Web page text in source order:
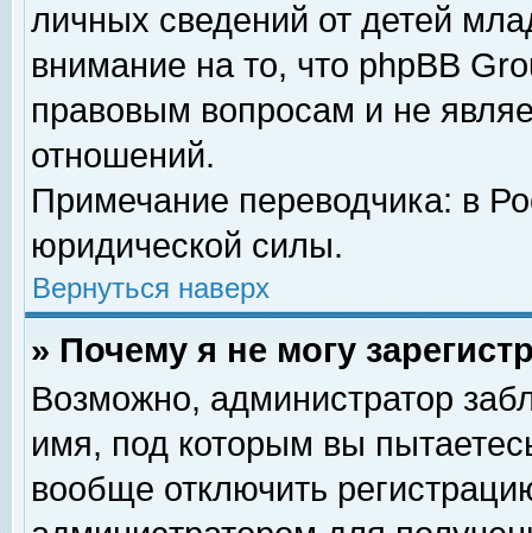
личных сведений от детей
внимание на то, что phpBB
правовым вопросам и не
отношений.
Примечание переводчика: в
юридической силы.
Вернуться наверх
» Почему я не могу
Возможно, администратор
имя, под которым вы
вообще отключить